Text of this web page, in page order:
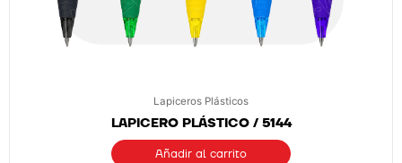
Lapiceros Plásticos
LAPICERO PLÁSTICO / 5144
Añadir al carrito